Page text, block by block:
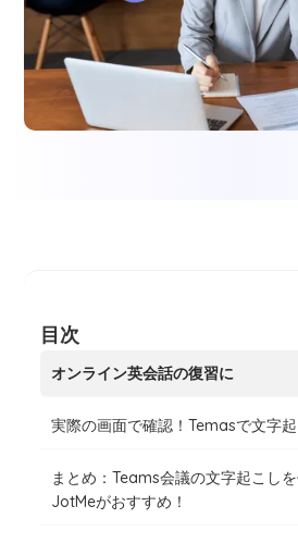
目次
オンライン英会話の復習に
実際の画面で確認！Temasで文字
まとめ：Teams会議の文字起こし
JotMeがおすすめ！